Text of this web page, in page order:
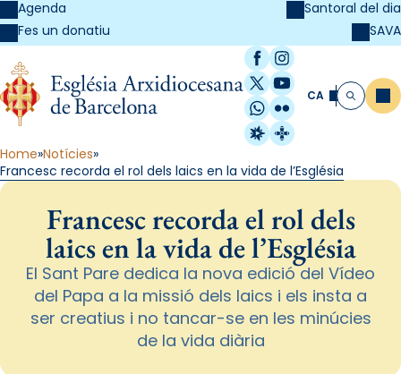
Agenda
Fes un donatiu
Santoral del dia
SAVA
Facebook
Instagram
X / Twitter
YouTube
WhatsApp
Flickr
Radio Estel
Catalunya
CA Cerca
Home Notícies
Francesc recorda el rol dels laics en la vida de l’Església
Francesc recorda el rol dels
laics en la vida de l’Església
El Sant Pare dedica la nova edició del Vídeo
del Papa a la missió dels laics i els insta a
ser creatius i no tancar-se en les minúcies
de la vida diària